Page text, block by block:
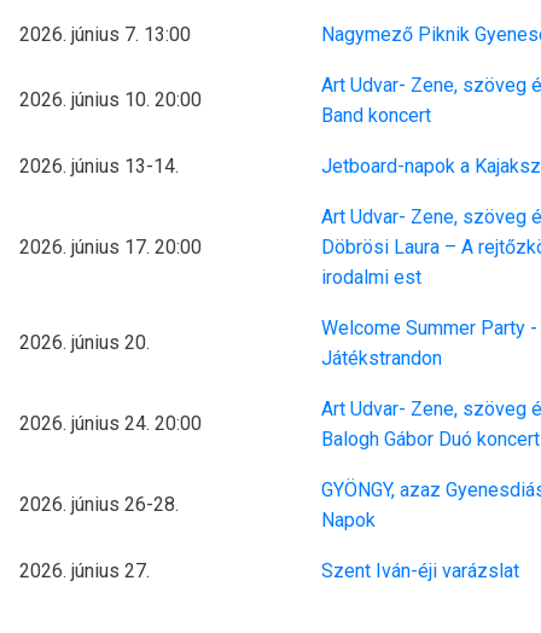
2026. június 7. 13:00 Nagymező Piknik
2026. június 10. 20:00
Art Udvar- Zene, szöveg
Band koncert
2026. június 13-14. Jetboard-napok a
2026. június 17. 20:00
Art Udvar- Zene, szöveg
Döbrösi Laura – A
irodalmi est
2026. június 20.
Welcome Summer Party
Játékstrandon
2026. június 24. 20:00
Art Udvar- Zene, szöveg
Balogh Gábor Duó koncert
2026. június 26-28.
GYÖNGY, azaz
Napok
2026. június 27. Szent Iván-éji varázslat